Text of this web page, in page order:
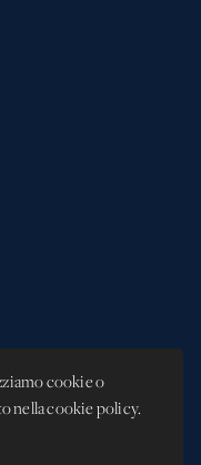
cookie o
nella cookie policy.